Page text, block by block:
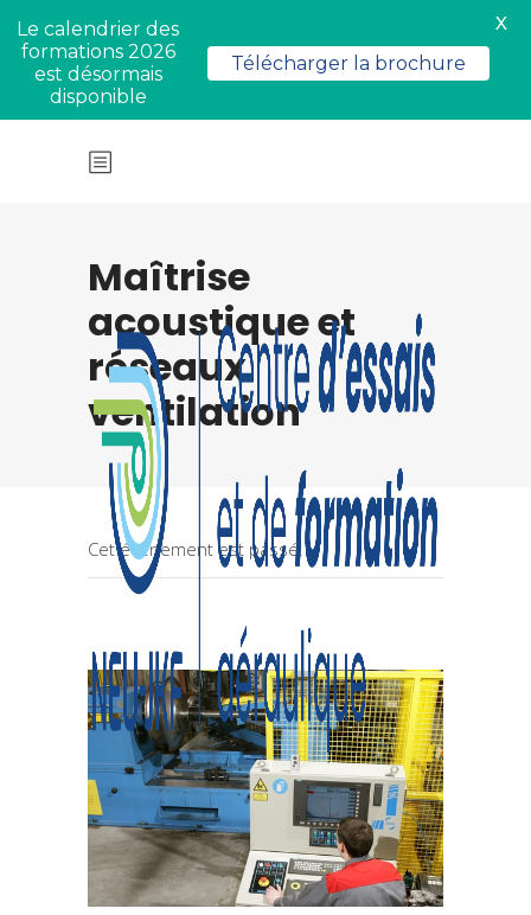
Maîtrise
acoustique et
réseaux
ventilation
Cet évènement est passé.
Le calendrier des
formations 2026
est désormais
disponible
Télécharger la brochure
X